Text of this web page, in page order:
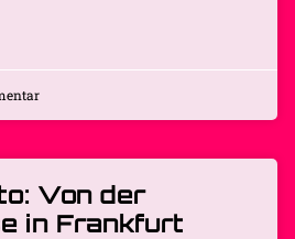
Von der
in Frankfurt